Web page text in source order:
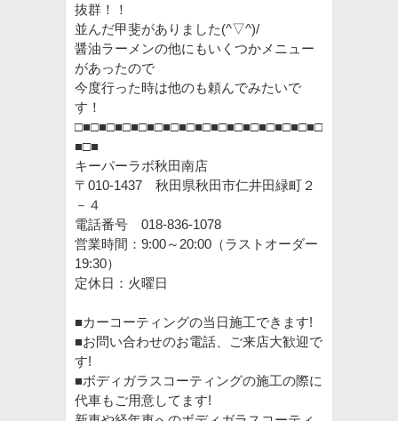
抜群！！
並んだ甲斐がありました(^▽^)/
醤油ラーメンの他にもいくつかメニュー
があったので
今度行った時は他のも頼んでみたいで
す！
□■□■□■□■□■□■□■□■□■□■□■□■□■□■□■□
■□■
キーパーラボ秋田南店
〒010-1437 秋田県秋田市仁井田緑町２
－４
電話番号 018-836-1078
営業時間：9:00～20:00（ラストオーダー
19:30）
定休日：火曜日
■カーコーティングの当日施工できます!
■お問い合わせのお電話、ご来店大歓迎で
す!
■ボディガラスコーティングの施工の際に
代車もご用意してます!